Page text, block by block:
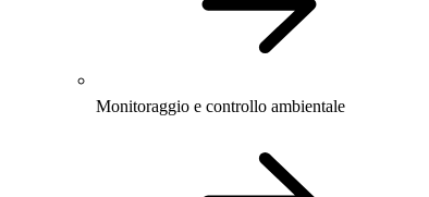
Monitoraggio e controllo ambientale